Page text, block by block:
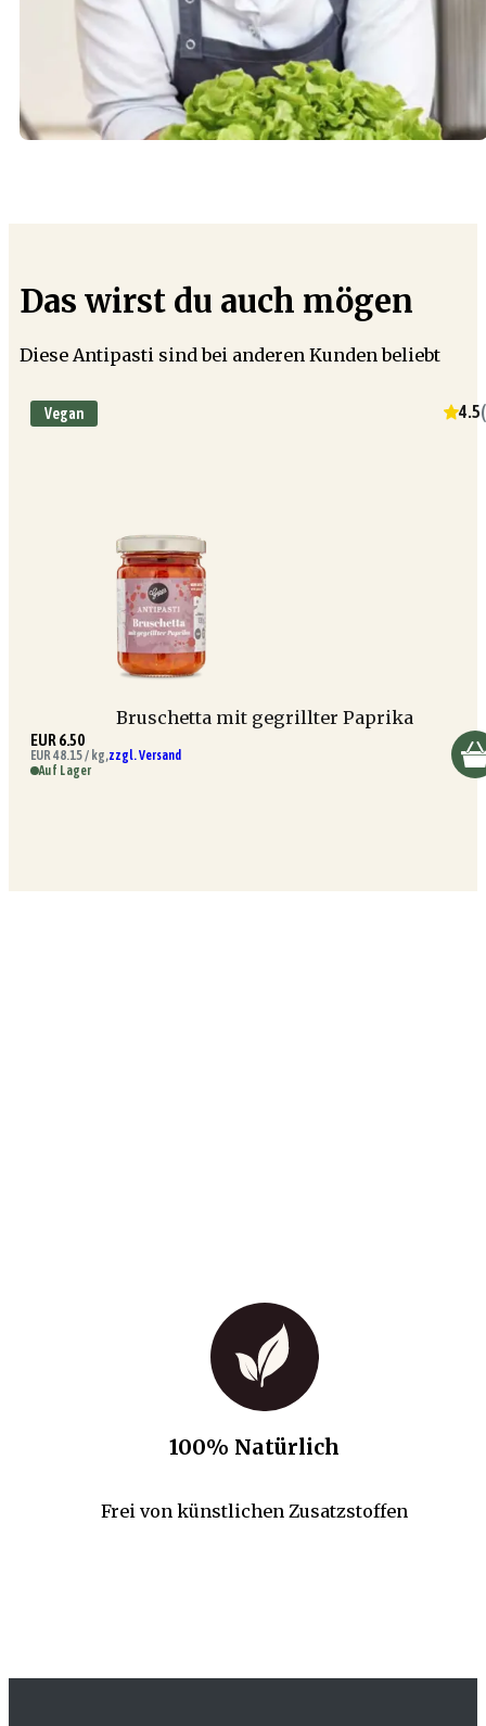
Das wirst du auch mögen
Diese Antipasti sind bei anderen Kunden beliebt
Vegan 4.5(
Bruschetta mit gegrillter Paprika
EUR 6.50
EUR 48.15 / kg,zzgl. Versand
Auf Lager
100% Natürlich
Frei von künstlichen Zusatzstoffen